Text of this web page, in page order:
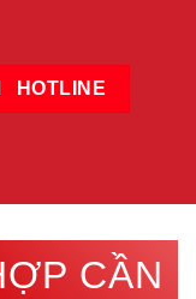
HOTLINE
CẦN